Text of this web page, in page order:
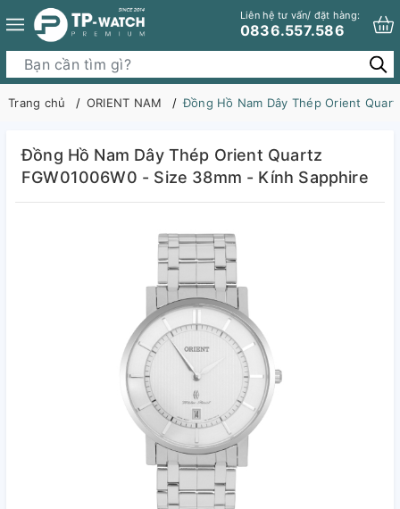
Liên hệ tư vấn/ đặt hàng:
0836.557.586
Trang chủ ORIENT NAM Đồng Hồ Nam Dây Thép Orient
Đồng Hồ Nam Dây Thép Orient Quartz
FGW01006W0 - Size 38mm - Kính Sapphire